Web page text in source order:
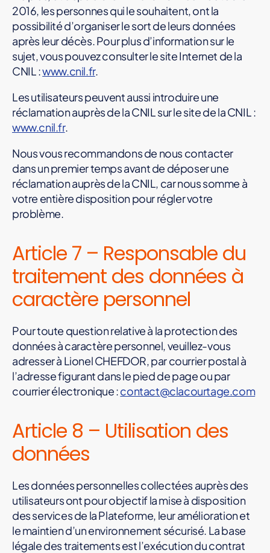
2016, les personnes qui le souhaitent, ont la
possibilité d’organiser le sort de leurs données
après leur décès. Pour plus d’information sur le
sujet, vous pouvez consulter le site Internet de la
CNIL :www.cnil.fr.
Les utilisateurs peuvent aussi introduire une
réclamation auprès de la CNIL sur le site de la CNIL :
www.cnil.fr.
Nous vous recommandons de nous contacter
dans un premier temps avant de déposer une
réclamation auprès de la CNIL, car nous somme à
votre entière disposition pour régler votre
problème.
Article 7 – Responsable du
traitement des données à
caractère personnel
Pour toute question relative à la protection des
données à caractère personnel, veuillez-vous
adresser à Lionel CHEFDOR, par courrier postal à
l’adresse figurant dans le pied de page ou par
courrier électronique :contact@clacourtage.com
Article 8 – Utilisation des
données
Les données personnelles collectées auprès des
utilisateurs ont pour objectif la mise à disposition
des services de la Plateforme, leur amélioration et
le maintien d’un environnement sécurisé. La base
légale des traitements est l’exécution du contrat